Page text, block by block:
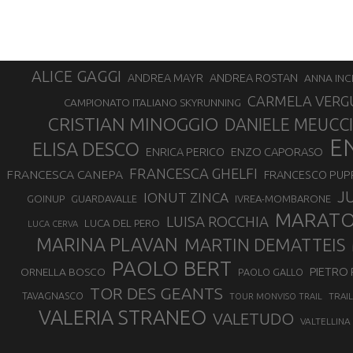
ALICE GAGGI ANDREA MAYR ANDREA ROSTAN ANNA
CAMPIONATO ITALIANO SKYRUNNING CARMELA
CRISTIAN MINOGGIO DANIELE MEUCCI
ELISA DESCO ENRICA PERICO ENZO CAPORASO
FRANCESCA CANEPA FRANCESCA GHELFI FRANCESCO
GOINUP GUARDAVALLE IONUT ZINCA IVREA-MOMBARONE
LUCA CERVA LUCA DEL PERO LUISA ROCCHIA
MARINA PLAVAN MARTIN DEMATTEIS
ORNELLA BOSCO PAOLO BERT PAOLO GALLO PIETRO
TAVAGNASCO TOR DES GEANTS TOUR MONVISO TRAIL
VALERIA STRANEO VALETUDO VALTELLINA